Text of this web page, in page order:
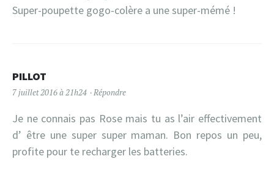
Super-poupette gogo-colère a une super-mémé !
PILLOT
7 juillet 2016 à 21h24 Répondre
Je ne connais pas Rose mais tu as l’air effectivement
d’ être une super super maman. Bon repos un peu,
profite pour te recharger les batteries.